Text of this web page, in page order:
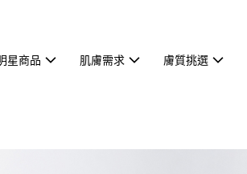
星商品 肌膚需求 膚質挑選